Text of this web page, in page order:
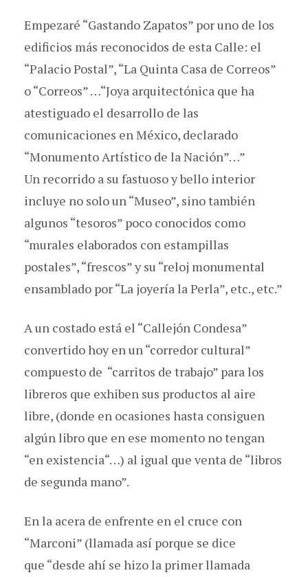
Empezaré “Gastando Zapatos” por uno de los
edificios más reconocidos de esta Calle: el
“Palacio Postal”, “La Quinta Casa de Correos”
o “Correos” …“Joya arquitectónica que ha
atestiguado el desarrollo de las
comunicaciones en México, declarado
“Monumento Artístico de la Nación”…”
Un recorrido a su fastuoso y bello interior
incluye no solo un “Museo”, sino también
algunos “tesoros” poco conocidos como
“murales elaborados con estampillas
postales”, “frescos” y su “reloj monumental
ensamblado por “La joyería la Perla”, etc., etc.”
A un costado está el “Callejón Condesa”
convertido hoy en un “corredor cultural”
compuesto de “carritos de trabajo” para los
libreros que exhiben sus productos al aire
libre, (donde en ocasiones hasta consiguen
algún libro que en ese momento no tengan
“en existencia“…) al igual que venta de “libros
de segunda mano”.
En la acera de enfrente en el cruce con
“Marconi” (llamada así porque se dice
que “desde ahí se hizo la primer llamada